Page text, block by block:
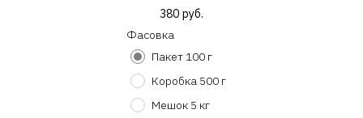
380 руб.
Фасовка
Пакет 100 г
Коробка 500 г
Мешок 5 кг